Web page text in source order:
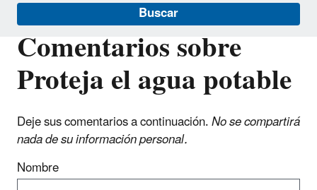
Buscar
Comentarios sobre
Proteja el agua potable
Deje sus comentarios a continuación.No se compartirá
nada de su información personal.
Nombre